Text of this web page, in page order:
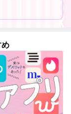
あなたの中にあ
め